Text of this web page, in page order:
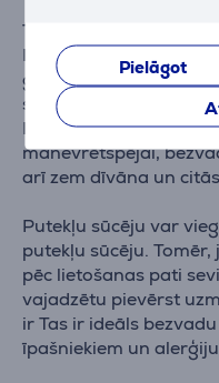
Pielāgot
Tā vietā, lai pastāvīgi
Pro bezvadu
grīdas uzgali ar Anti
savāc dažādus
Pateicoties
manevrētspējai,
arī zem dīvāna un
Putekļu sūcēju var
putekļu sūcēju.
pēc lietošanas pati
vajadzētu pievērst
ir Tas ir ideāls
īpašniekiem un